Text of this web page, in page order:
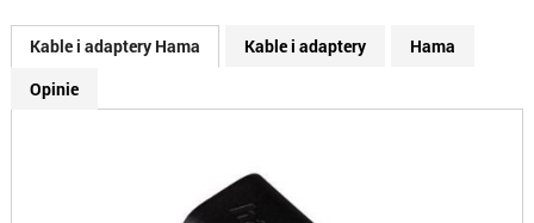
Kable i adaptery Hama Kable i adaptery
Hama
Opinie